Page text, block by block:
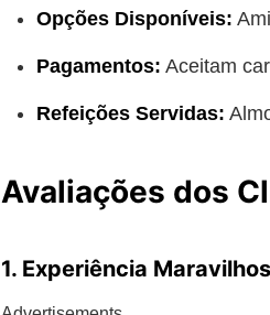
Opções Disponíveis:
Pagamentos: Aceitam
Refeições Servidas:
Avaliações dos
1. Experiência